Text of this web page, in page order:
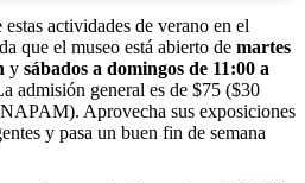
actividades de verano en el
que el museo está abierto de martes
y sábados a domingos de 11:00 a
admisión general es de $75 ($30
Aprovecha sus exposiciones
y pasa un buen fin de semana